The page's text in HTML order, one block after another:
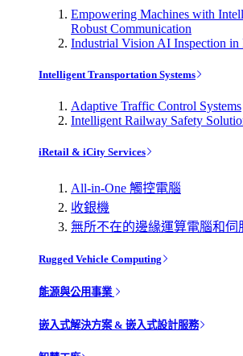
Empowering Machines with
Robust Communication
Industrial Vision AI Inspection in
Intelligent Transportation Systems
Adaptive Traffic Control Systems
Intelligent Railway Safety
iRetail & iCity Services
All-in-One 觸控電腦
收銀機
無所不在的邊緣運算電腦和伺
Rugged Vehicle Computing
能源與公用事業
嵌入式解決方案 & 嵌入式設計服務